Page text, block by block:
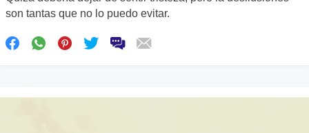
son tantas que no lo puedo evitar.